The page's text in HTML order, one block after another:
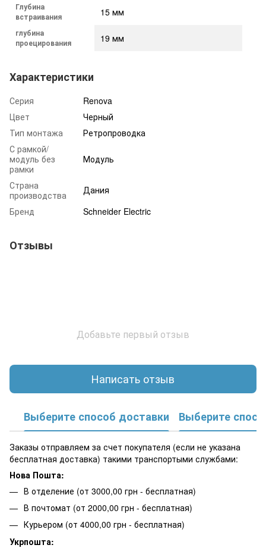
Глубина
встраивания
15 мм
глубина
проецирования
19 мм
Характеристики
Серия
Renova
Цвет
Черный
Тип монтажа
Ретропроводка
С рамкой/
модуль без
рамки
Модуль
Страна
производства
Дания
Бренд
Schneider Electric
Отзывы
Добавьте первый отзыв
Написать отзыв
Выберите способ доставки Выберите
Заказы отправляем за счет покупателя (если не указана
бесплатная доставка) такими транспортыми службами:
Нова Пошта:
В отделение (от 3000,00 грн - бесплатная)
В почтомат (от 2000,00 грн - бесплатная)
Курьером (от 4000,00 грн - бесплатная)
Укрпошта: